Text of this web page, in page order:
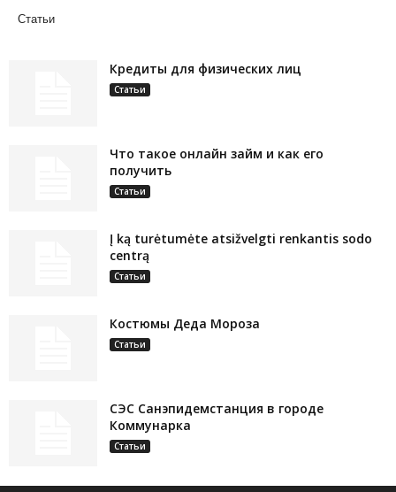
Статьи
Кредиты для физических лиц
Статьи
Что такое онлайн займ и как его
получить
Статьи
Į ką turėtumėte atsižvelgti renkantis sodo
centrą
Статьи
Костюмы Деда Мороза
Статьи
СЭС Санэпидемстанция в городе
Коммунарка
Статьи